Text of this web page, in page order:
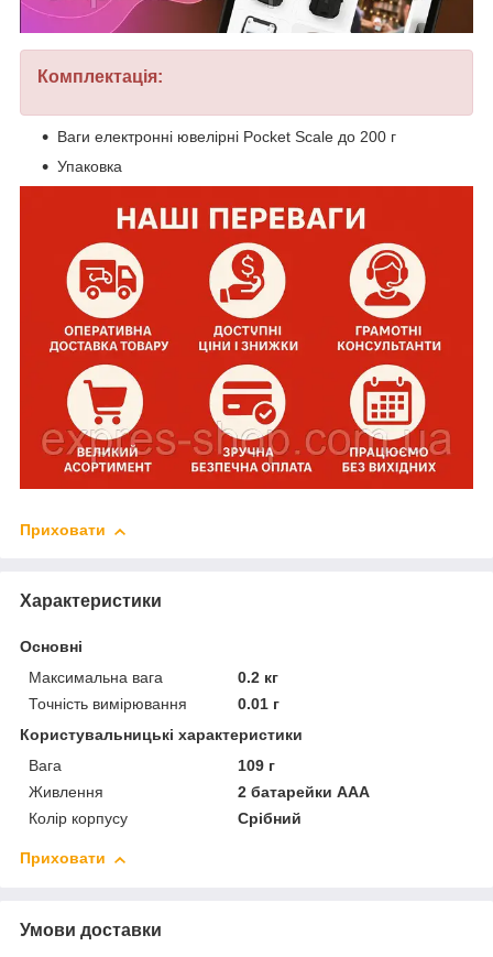
Комплектація:
Ваги електронні ювелірні Pocket Scale до 200 г
Упаковка
Приховати
Характеристики
Основні
Максимальна вага
0.2 кг
Точність вимірювання
0.01 г
Користувальницькі характеристики
Вага
109 г
Живлення
2 батарейки ААА
Колір корпусу
Срібний
Приховати
Умови доставки